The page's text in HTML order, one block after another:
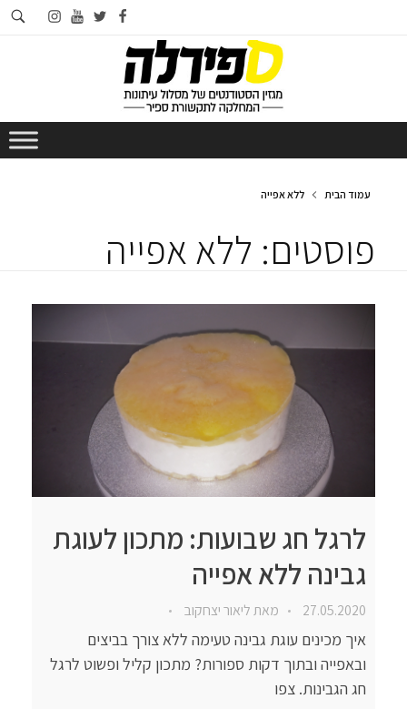
facebook
twitter
youtube
instagram
עמוד הבית ללא אפייה
פוסטים: ללא אפייה
לרגל חג שבועות: מתכון לעוגת
גבינה ללא אפייה
27.05.2020 מאתליאור יצחקוב
איך מכינים עוגת גבינה טעימה ללא צורך בביצים
ובאפייה ובתוך דקות ספורות? מתכון קליל ופשוט לרגל
חג הגבינות. צפו